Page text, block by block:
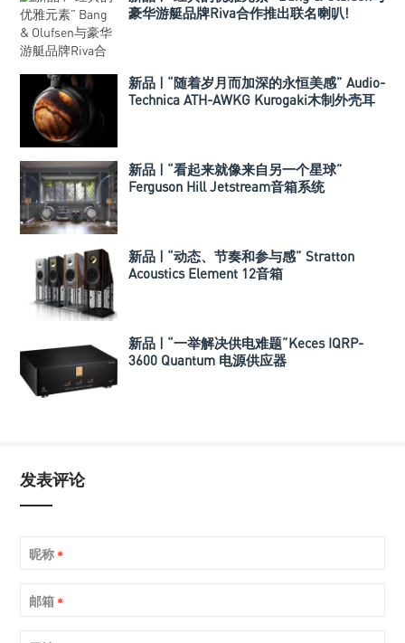
豪华游艇品牌Riva合作推出联名喇叭!
新品 | “随着岁月而加深的永恒美感” Audio-
Technica ATH-AWKG Kurogaki木制外壳耳
新品 | “看起来就像来自另一个星球”
Ferguson Hill Jetstream音箱系统
新品 | “动态、节奏和参与感” Stratton
Acoustics Element 12音箱
新品 | “一举解决供电难题”Keces IQRP-
3600 Quantum 电源供应器
发表评论
昵称 *
邮箱 *